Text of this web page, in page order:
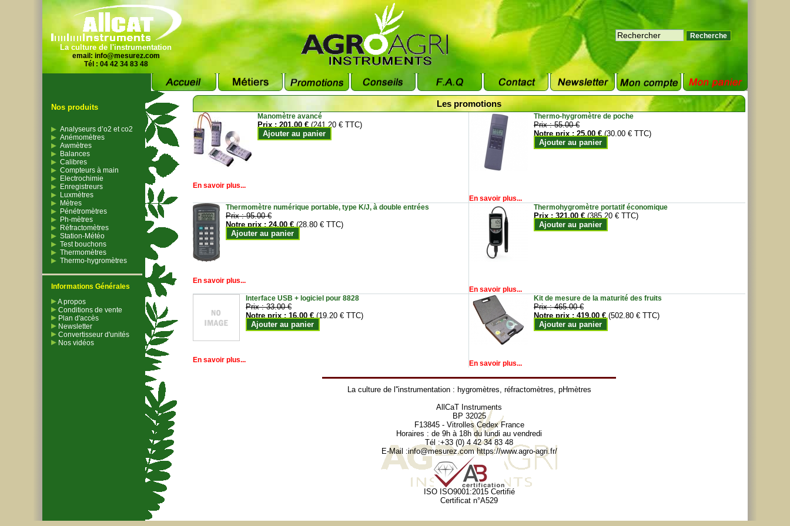
La culture de l'instrumentation
email: info@mesurez.com
Tél : 04 42 34 83 48
Nos produits
Analyseurs d’o2 et co2
Anémomètres
Awmètres
Balances
Calibres
Compteurs à main
Electrochimie
Enregistreurs
Luxmètres
Mètres
Pénétromètres
Ph-mètres
Réfractomètres
Station-Météo
Test bouchons
Thermomètres
Thermo-hygromètres
Informations Générales
A propos
Conditions de vente
Plan d'accès
Newsletter
Convertisseur d'unités
Nos vidéos
Les promotions
Manomètre avancé
Prix :201.00 € (241.20 € TTC)
Ajouter au panier
En savoir plus...
Thermo-hygromètre de poche
Prix :55.00 €
Notre prix :25.00 € (30.00 € TTC)
Ajouter au panier
En savoir plus...
Thermomètre numérique portable, type K/J, à double entrées
Prix :95.00 €
Notre prix :24.00 € (28.80 € TTC)
Ajouter au panier
En savoir plus...
Thermohygromètre portatif économique
Prix :321.00 € (385.20 € TTC)
Ajouter au panier
En savoir plus...
Interface USB + logiciel pour 8828
Prix :33.00 €
Notre prix :16.00 € (19.20 € TTC)
Ajouter au panier
En savoir plus...
Kit de mesure de la maturité des fruits
Prix :465.00 €
Notre prix :419.00 € (502.80 € TTC)
Ajouter au panier
En savoir plus...
La culture de l''instrumentation : hygromètres, réfractomètres, pHmètres
AllCaT Instruments
BP 32025
F13845 - Vitrolles Cedex France
Horaires : de 9h à 18h du lundi au vendredi
Tél :+33 (0) 4 42 34 83 48
E-Mail :info@mesurez.com https://www.agro-agri.fr/
ISO ISO9001:2015 Certifié
Certificat n°A529